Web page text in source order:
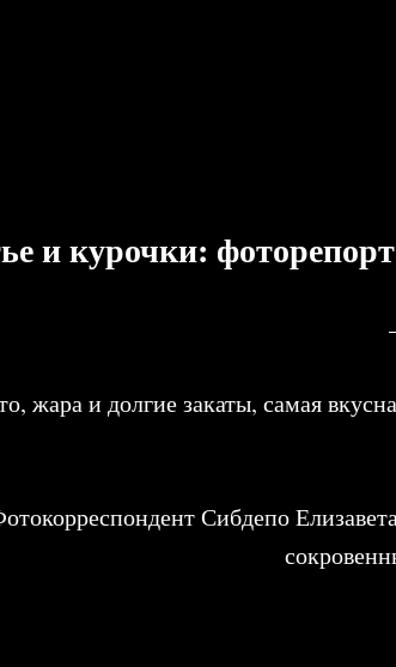
и курочки:
жара и долгие закаты, самая
Сибдепо